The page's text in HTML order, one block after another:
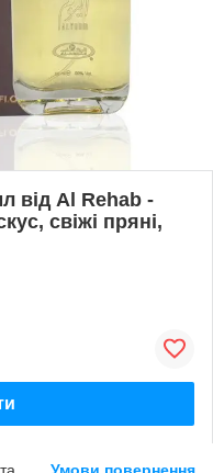
від Al Rehab -
свіжі пряні,
Умови повернення